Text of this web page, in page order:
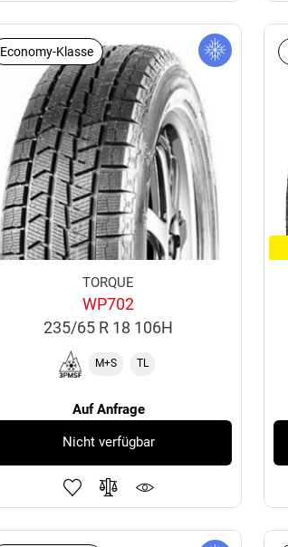
Economy-Klasse
TORQUE
WP702
235/65 R 18 106H
M+S TL
Auf Anfrage
Nicht verfügbar